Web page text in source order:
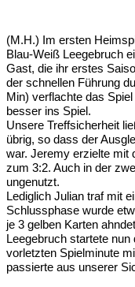
(M.H.) Im ersten
Blau-Weiß Leegebruch
Gast, die ihr erstes
der schnellen Führung
Min) verflachte das
besser ins Spiel.
Unsere Treffsicherheit
übrig, so dass der
war. Jeremy erzielte mit
zum 3:2. Auch in der
ungenutzt.
Lediglich Julian traf mit
Schlussphase wurde
je 3 gelben Karten
Leegebruch startete
vorletzten Spielminute
passierte aus unserer